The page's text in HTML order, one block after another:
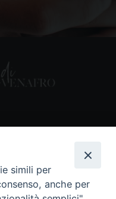
simili per
anche per